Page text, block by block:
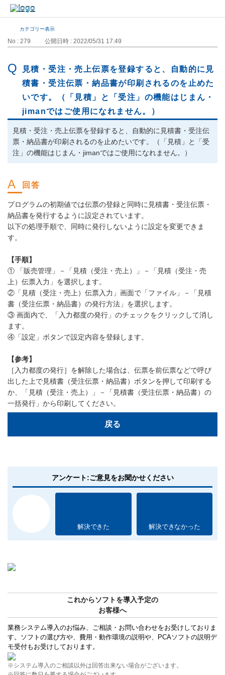
カテゴリー表示
No : 279 公開日時 : 2022/05/31 17:49
見積・受注・売上伝票を登録すると、自動的に見
積書・受注伝票・納品書が印刷されるのを止めた
いです。（「見積」と「受注」の機能はじまん・
jimanではご使用になれません。）
見積・受注・売上伝票を登録すると、自動的に見積書・受注伝
票・納品書が印刷されるのを止めたいです。（「見積」と「受
注」の機能はじまん・jimanではご使用になれません。）
プログラムの初期値では伝票の登録と同時に見積書・受注伝票・
納品書を発行するように設定されています。
以下の処理手順で、同時に発行しないように設定を変更できま
す。
【手順】
① 「販売管理」－「見積（受注・売上）」－「見積（受注・売
上）伝票入力」を選択します。
②「見積（受注・売上）伝票入力」画面で「ファイル」－「見積
書（受注伝票・納品書）の発行方法」を選択します。
③ 画面内で、「入力都度の発行」のチェックをクリックして消し
ます。
④「設定」ボタンで設定内容を登録します。
【参考】
［入力都度の発行］を解除した場合は、伝票を前伝票などで呼び
出した上で見積書（受注伝票・納品書）ボタンを押して印刷する
か、「見積（受注・売上）」－「見積書（受注伝票・納品書）の
一括発行」から印刷してください。
戻る
アンケート:ご意見をお聞かせください
解決できた 解決できなかった
これからソフトを導入予定の
お客様へ
業務システム導入のお悩み、ご相談・お問い合わせをお受けしておりま
す。ソフトの選び方や、費用・動作環境の説明や、PCAソフトの説明デ
モ受付もお受けしております。
※システム導入のご相談以外は回答出来ない場合がございます。